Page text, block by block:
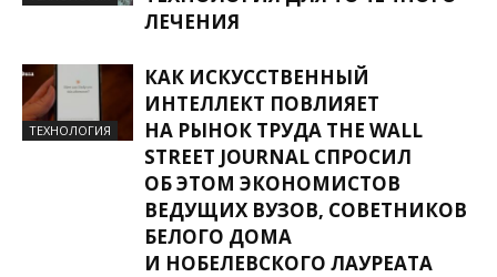
ЛЕЧЕНИЯ
ТЕХНОЛОГИЯ
КАК ИСКУССТВЕННЫЙ
ИНТЕЛЛЕКТ ПОВЛИЯЕТ
НА РЫНОК ТРУДА THE WALL
STREET JOURNAL СПРОСИЛ
ОБ ЭТОМ ЭКОНОМИСТОВ
ВЕДУЩИХ ВУЗОВ, СОВЕТНИКОВ
БЕЛОГО ДОМА
И НОБЕЛЕВСКОГО ЛАУРЕАТА